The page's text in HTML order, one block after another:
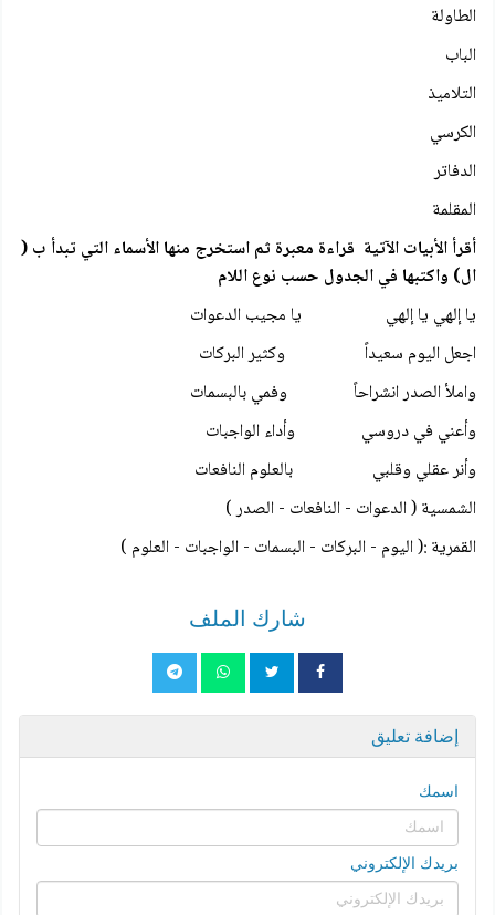
الطاولة
الباب
التلاميذ
الكرسي
الدفاتر
المقلمة
أقرأ الأبيات الآتية قراءة معبرة ثم استخرج منها الأسماء التي تبدأ ب (
ال) واكتبها في الجدول حسب نوع اللام
يا إلهي يا إلهي يا مجيب الدعوات
اجعل اليوم سعيداً وكثير البركات
واملأ الصدر انشراحاً وفمي بالبسمات
وأعني في دروسي وأداء الواجبات
وأنر عقلي وقلبي بالعلوم النافعات
الشمسية ( الدعوات - النافعات - الصدر )
القمرية :( اليوم - البركات - البسمات - الواجبات - العلوم )
شارك الملف
إضافة تعليق
اسمك
بريدك الإلكتروني